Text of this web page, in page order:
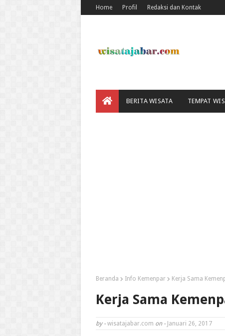
Home Profil Redaksi dan Kontak
BERITA WISATA TEMPAT
Beranda Info Kemenpar Kerja Sama
Kerja Sama
by - wisatajabar.com on - Januari 26, 2017